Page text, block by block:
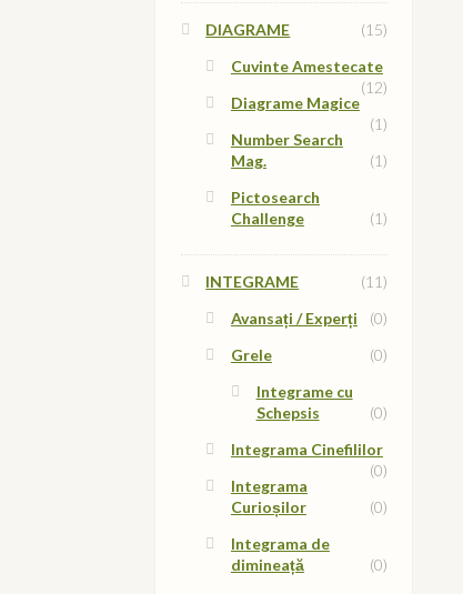
DIAGRAME
(15)
Cuvinte Amestecate
(12)
Diagrame Magice
(1)
Number Search
Mag.
(1)
Pictosearch
Challenge
(1)
INTEGRAME
(11)
Avansați / Experți
(0)
Grele
(0)
Integrame cu
Schepsis
(0)
Integrama Cinefililor
(0)
Integrama
Curioșilor
(0)
Integrama de
dimineață
(0)